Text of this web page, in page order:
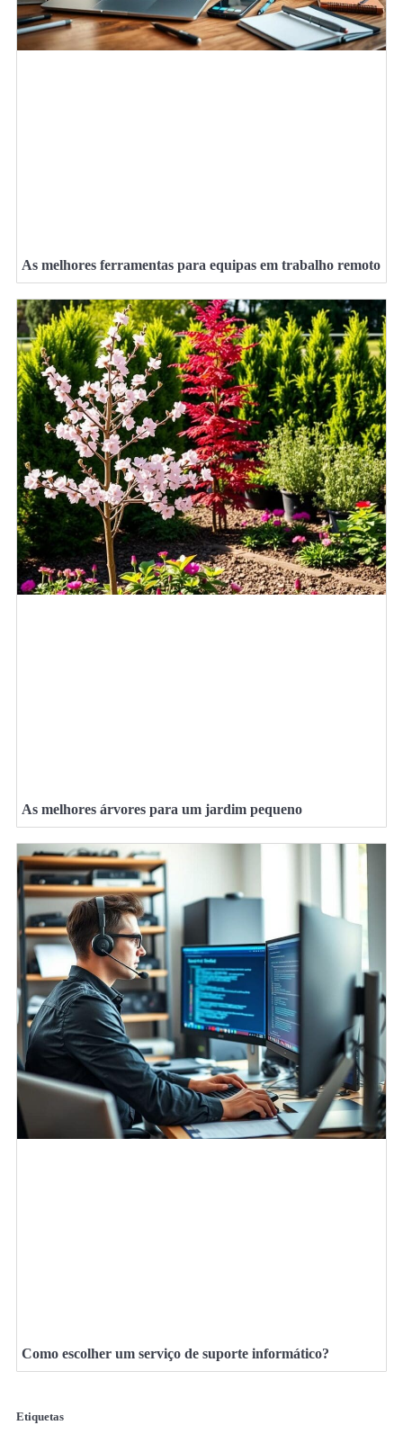
As melhores ferramentas para equipas em trabalho remoto
As melhores árvores para um jardim pequeno
Como escolher um serviço de suporte informático?
Etiquetas